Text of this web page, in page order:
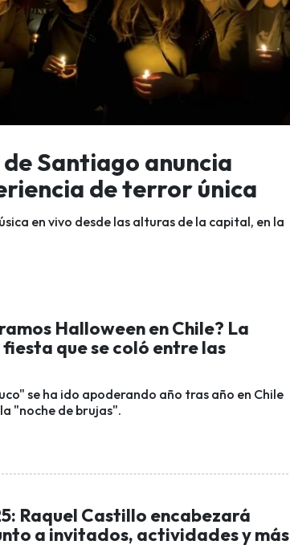
Santiago anuncia
de terror única
en vivo desde las alturas de la capital, en la
Halloween en Chile? La
que se coló entre las
se ha ido apoderando año tras año en Chile
"noche de brujas".
Raquel Castillo encabezará
a invitados, actividades y más